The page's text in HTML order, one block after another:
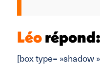
Léorépond:
[box type= »shadow